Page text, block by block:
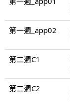
第一週_app02
第二週C1
第二週C2